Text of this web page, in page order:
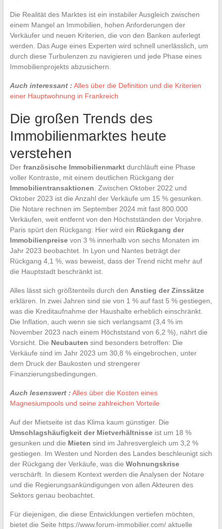
Die Realität des Marktes ist ein instabiler Ausgleich zwischen
einem Mangel an Immobilien, hohen Anforderungen der
Verkäufer und neuen Kriterien, die von den Banken auferlegt
werden. Das Auge eines Experten wird schnell unerlässlich, um
durch diese Turbulenzen zu navigieren und jede Phase eines
Immobilienprojekts abzusichern.
Auch interessant : Alles über die Definition und die Kriterien
einer Hauptwohnung in Frankreich
Die großen Trends des
Immobilienmarktes heute
verstehen
Der französische Immobilienmarktdurchläuft eine Phase
voller Kontraste, mit einem deutlichen Rückgang der
Immobilientransaktionen . Zwischen Oktober 2022 und
Oktober 2023 ist die Anzahl der Verkäufe um 15 % gesunken.
Die Notare rechnen im September 2024 mit fast 800.000
Verkäufen, weit entfernt von den Höchstständen der Vorjahre.
Paris spürt den Rückgang: Hier wird ein Rückgang der
Immobilienpreisevon 3 % innerhalb von sechs Monaten im
Jahr 2023 beobachtet. In Lyon und Nantes beträgt der
Rückgang 4,1 %, was beweist, dass der Trend nicht mehr auf
die Hauptstadt beschränkt ist.
Alles lässt sich größtenteils durch den Anstieg der Zinssätze
erklären. In zwei Jahren sind sie von 1 % auf fast 5 % gestiegen,
was die Kreditaufnahme der Haushalte erheblich einschränkt.
Die Inflation, auch wenn sie sich verlangsamt (3,4 % im
November 2023 nach einem Höchststand von 6,2 %), nährt die
Vorsicht. Die Neubauten sind besonders betroffen: Die
Verkäufe sind im Jahr 2023 um 30,8 % eingebrochen, unter
dem Druck der Baukosten und strengerer
Finanzierungsbedingungen.
Auch lesenswert : Alles über die Kosten eines
Magnesiumpools und seine zahlreichen Vorteile
Auf der Mietseite ist das Klima kaum günstiger. Die
Umschlagshäufigkeit der Mietverhältnisseist um 18 %
gesunken und die Mieten sind im Jahresvergleich um 3,2 %
gestiegen. Im Westen und Norden des Landes beschleunigt sich
der Rückgang der Verkäufe, was die Wohnungskrise
verschärft. In diesem Kontext werden die Analysen der Notare
und die Regierungsankündigungen von allen Akteuren des
Sektors genau beobachtet.
Für diejenigen, die diese Entwicklungen vertiefen möchten,
bietet die Seite https://www.forum-immobilier.com/ aktuelle